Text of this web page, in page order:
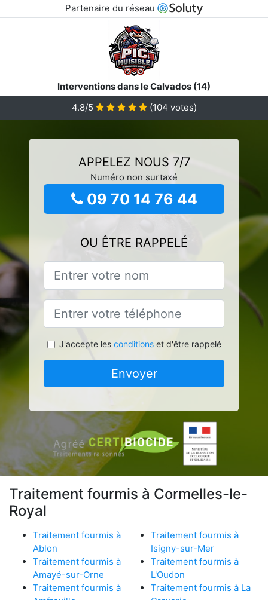
Partenaire du réseau
Interventions dans le Calvados (14)
4.8/5
(104 votes)
APPELEZ NOUS 7/7
Numéro non surtaxé
09 70 14 76 44
OU ÊTRE RAPPELÉ
J'accepte les conditionset d'être rappelé
Envoyer
Traitement fourmis à Cormelles-le-
Royal
Traitement fourmis à
Ablon
Traitement fourmis à
Amayé-sur-Orne
Traitement fourmis à
Traitement fourmis à
Isigny-sur-Mer
Traitement fourmis à
L'Oudon
Traitement fourmis à La